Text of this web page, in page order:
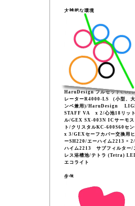
大雑把な環境
HaruDesign フルセットCO2
レーターR4000-LS （小型、
ンベ兼用)/HaruDesign
STAFF VA x 2/心池18リット
ル/GEX SX-003N ICサーモス
ト/クリスタルKC-600S60セン
x 3/GEXセーフカバー交換用
ーSH220/エーハイム2213 ×
ハイム2213 サブフィルター/
レス浴槽池/テトラ (Tetra)
エコライト
生体